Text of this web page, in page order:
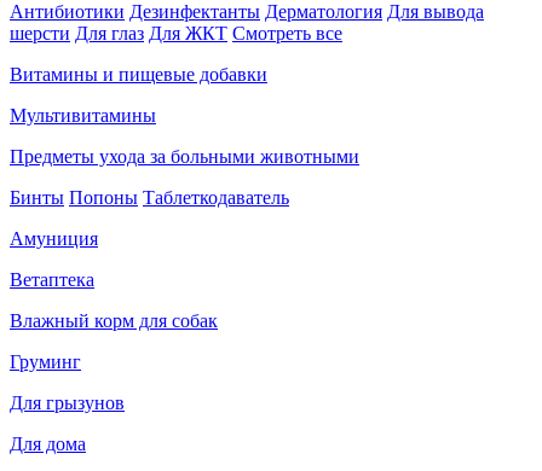
Антибиотики Дезинфектанты Дерматология Для вывода
шерсти Для глаз Для ЖКТ Смотреть все
Витамины и пищевые добавки
Мультивитамины
Предметы ухода за больными животными
Бинты Попоны Таблеткодаватель
Амуниция
Ветаптека
Влажный корм для собак
Груминг
Для грызунов
Для дома